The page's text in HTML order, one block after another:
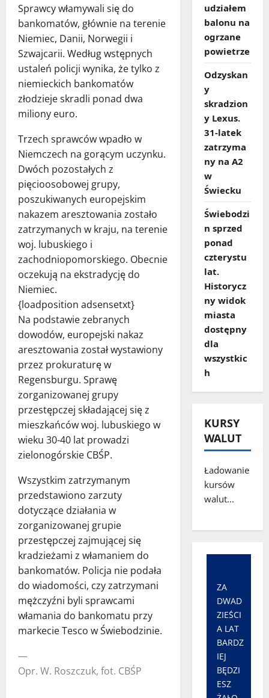
Sprawcy włamywali się do
bankomatów, głównie na terenie
Niemiec, Danii, Norwegii i
Szwajcarii. Według wstępnych
ustaleń policji wynika, że tylko z
niemieckich bankomatów
złodzieje skradli ponad dwa
miliony euro.
Trzech sprawców wpadło w
Niemczech na gorącym uczynku.
Dwóch pozostałych z
pięcioosobowej grupy,
poszukiwanych europejskim
nakazem aresztowania zostało
zatrzymanych w kraju, na terenie
woj. lubuskiego i
zachodniopomorskiego. Obecnie
oczekują na ekstradycję do
Niemiec.
{loadposition adsensetxt}
Na podstawie zebranych
dowodów, europejski nakaz
aresztowania został wystawiony
przez prokuraturę w
Regensburgu. Sprawę
zorganizowanej grupy
przestępczej składającej się z
mieszkańców woj. lubuskiego w
wieku 30-40 lat prowadzi
zielonogórskie CBŚP.
Wszystkim zatrzymanym
przedstawiono zarzuty
dotyczące działania w
zorganizowanej grupie
przestępczej zajmującej się
kradzieżami z włamaniem do
bankomatów. Policja nie podała
do wiadomości, czy zatrzymani
mężczyźni byli sprawcami
włamania do bankomatu przy
markecie Tesco w Świebodzinie.
—
Opr. W. Roszczuk, fot. CBŚP
udziałem
balonu na
ogrzane
powietrze
Odzyskan
y
skradzion
y Lexus.
31‑latek
zatrzyma
ny na A2
w
Świecku
Świebodzi
n sprzed
ponad
czterystu
lat.
Historycz
ny widok
miasta
dostępny
dla
wszystkic
h
KURSY
WALUT
Ładowanie
kursów
walut...
ZA
DWAD
ZIEŚCI
A LAT
BARDZ
IEJ
BĘDZI
ESZ